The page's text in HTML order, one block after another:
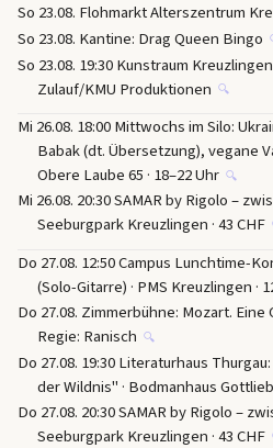
So 23.08. Flohmarkt Alterszentrum
So 23.08. Kantine: Drag Queen Bingo
So 23.08. 19:30 Kunstraum
Zulauf/KMU Produktionen 🔍
Mi 26.08. 18:00 Mittwochs im Silo:
Babak (dt. Übersetzung), vegane
Obere Laube 65 · 18–22 Uhr 🔍
Mi 26.08. 20:30 SAMAR by Rigolo –
Seeburgpark Kreuzlingen · 43 CHF
Do 27.08. 12:50 Campus Lunchtime-
(Solo-Gitarre) · PMS Kreuzlingen ·
Do 27.08. Zimmerbühne: Mozart. Eine
Regie: Ranisch 🔍
Do 27.08. 19:30 Literaturhaus
der Wildnis" · Bodmanhaus
Do 27.08. 20:30 SAMAR by Rigolo –
Seeburgpark Kreuzlingen · 43 CHF